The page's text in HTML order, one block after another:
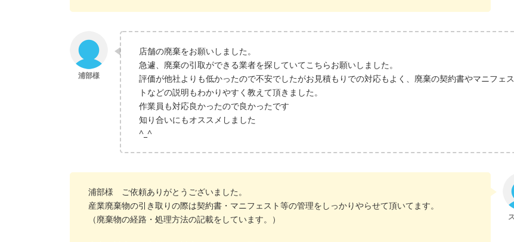
店舗の廃棄をお願いしました。
急遽、廃棄の引取ができる業者を探していてこちらお願いしました。
評価が他社よりも低かったので不安でしたがお見積もりでの対応もよく、廃棄の契約書やマニフェス
トなどの説明もわかりやすく教えて頂きました。
作業員も対応良かったので良かったです
知り合いにもオススメしました
^_^
浦部様 ご依頼ありがとうございました。
産業廃棄物の引き取りの際は契約書・マニフェスト等の管理をしっかりやらせて頂いてます。
（廃棄物の経路・処理方法の記載をしています。）